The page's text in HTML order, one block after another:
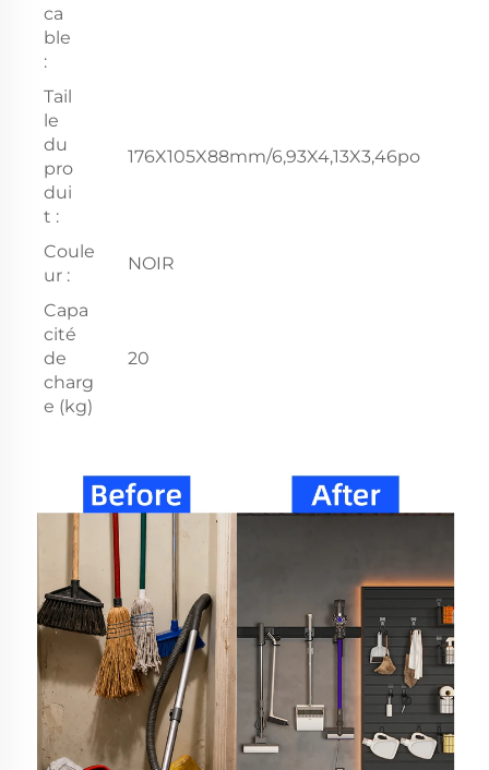
ca
ble
:
Tail
le
du
pro
dui
t :
176X105X88mm/6,93X4,13X3,46po
Coule
ur :
NOIR
Capa
cité
de
charg
e (kg)
20